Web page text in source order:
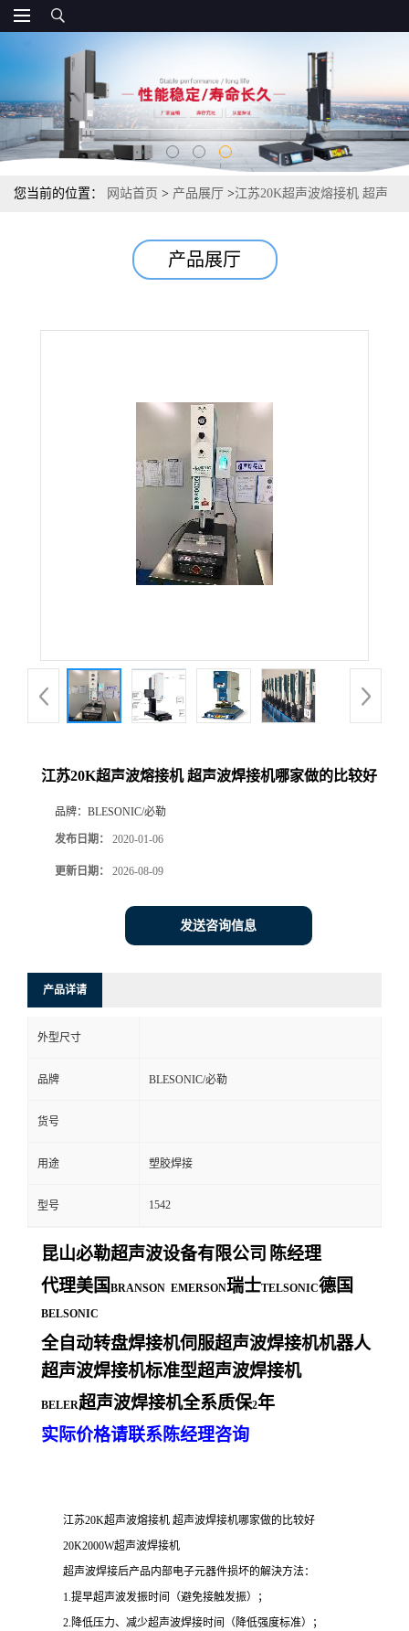
您当前的位置： 网站首页 > 产品展厅 >江苏20K超声波熔接机 超声
产品展厅
江苏20K超声波熔接机 超声波焊接机哪家做的比较好
品牌： BLESONIC/必勒
发布日期： 2020-01-06
更新日期： 2026-08-09
发送咨询信息
产品详请
外型尺寸
品牌 BLESONIC/必勒
货号
用途 塑胶焊接
型号 1542
昆山必勒超声波设备有限公司 陈经理
代理美国 BRANSON EMERSON瑞士TELSONIC德国
BELSONIC
全自动转盘焊接机伺服超声波焊接机机器人
超声波焊接机标准型超声波焊接机
BELER超声波焊接机全系质保2年
实际价格请联系陈经理咨询
江苏20K超声波熔接机 超声波焊接机哪家做的比较好
20K2000W超声波焊接机
超声波焊接后产品内部电子元器件损坏的解決方法：
1.提早超声波发振时间（避免接触发振）；
2.降低压力、减少超声波焊接时间（降低强度标准）；